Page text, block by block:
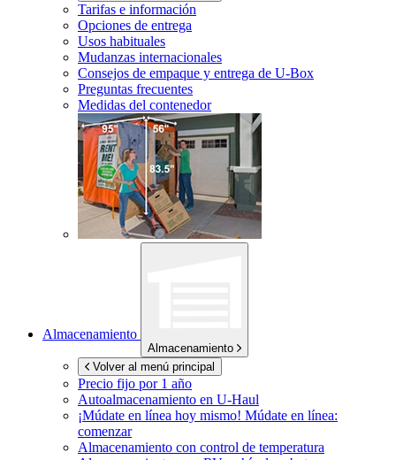
Tarifas e información
Opciones de entrega
Usos habituales
Mudanzas internacionales
Consejos de empaque y entrega de U-Box
Preguntas frecuentes
Medidas del contenedor
Almacenamiento
Almacenamiento
Volver al menú principal
Precio fijo por 1 año
Autoalmacenamiento en U-Haul
¡Múdate en línea hoy mismo! Múdate en línea:
comenzar
Almacenamiento con control de temperatura